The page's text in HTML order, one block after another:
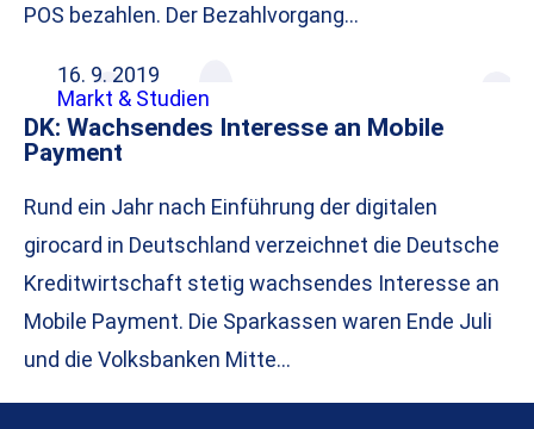
POS bezahlen. Der Bezahlvorgang…
16. 9. 2019
Markt & Studien
DK: Wachsendes Interesse an Mobile
Payment
Rund ein Jahr nach Einführung der digitalen
girocard in Deutschland verzeichnet die Deutsche
Kreditwirtschaft stetig wachsendes Interesse an
Mobile Payment. Die Sparkassen waren Ende Juli
und die Volksbanken Mitte…